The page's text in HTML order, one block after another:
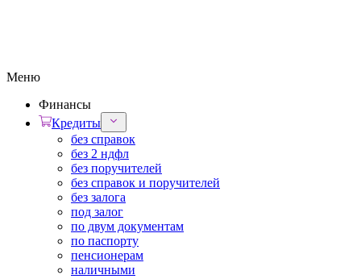
Меню
Финансы
Кредиты
без справок
без 2 ндфл
без поручителей
без справок и поручителей
без залога
под залог
по двум документам
по паспорту
пенсионерам
наличными